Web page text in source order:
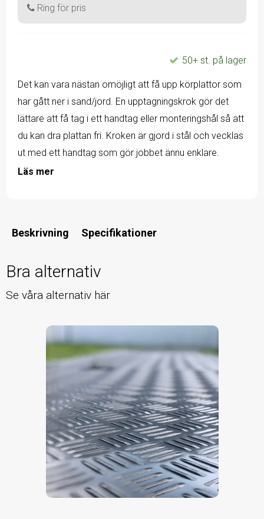
Ring för pris
50+ st. på lager
Det kan vara nästan omöjligt att få upp körplattor som
har gått ner i sand/jord. En upptagningskrok gör det
lättare att få tag i ett handtag eller monteringshål så att
du kan dra plattan fri. Kroken är gjord i stål och vecklas
ut med ett handtag som gör jobbet ännu enklare.
Läs mer
Beskrivning Specifikationer
Bra alternativ
Se våra alternativ här